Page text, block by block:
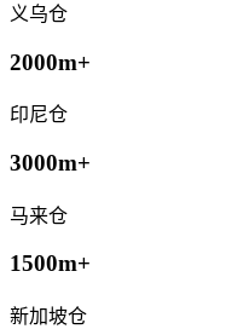
义乌仓
2000m+
印尼仓
3000m+
马来仓
1500m+
新加坡仓